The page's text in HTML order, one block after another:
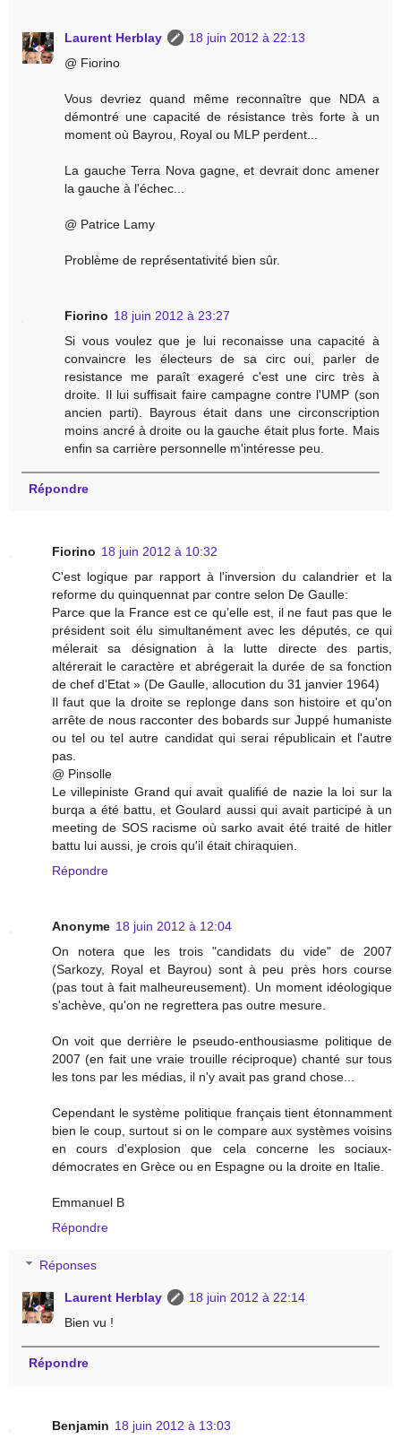
Laurent Herblay
18 juin 2012 à 22:13
@ Fiorino
Vous devriez quand même reconnaître que NDA a
démontré une capacité de résistance très forte à un
moment où Bayrou, Royal ou MLP perdent...
La gauche Terra Nova gagne, et devrait donc amener
la gauche à l'échec...
@ Patrice Lamy
Problème de représentativité bien sûr.
Fiorino 18 juin 2012 à 23:27
Si vous voulez que je lui reconaisse una capacité à
convaincre les électeurs de sa circ oui, parler de
resistance me paraît exageré c'est une circ très à
droite. Il lui suffisait faire campagne contre l'UMP (son
ancien parti). Bayrous était dans une circonscription
moins ancré à droite ou la gauche était plus forte. Mais
enfin sa carrière personnelle m'intéresse peu.
Répondre
Fiorino 18 juin 2012 à 10:32
C'est logique par rapport à l'inversion du calandrier et la
reforme du quinquennat par contre selon De Gaulle:
Parce que la France est ce qu’elle est, il ne faut pas que le
président soit élu simultanément avec les députés, ce qui
mélerait sa désignation à la lutte directe des partis,
altérerait le caractère et abrégerait la durée de sa fonction
de chef d’Etat » (De Gaulle, allocution du 31 janvier 1964)
Il faut que la droite se replonge dans son histoire et qu'on
arrête de nous racconter des bobards sur Juppé humaniste
ou tel ou tel autre candidat qui serai républicain et l'autre
pas.
@ Pinsolle
Le villepiniste Grand qui avait qualifié de nazie la loi sur la
burqa a été battu, et Goulard aussi qui avait participé à un
meeting de SOS racisme où sarko avait été traité de hitler
battu lui aussi, je crois qu'il était chiraquien.
Répondre
Anonyme 18 juin 2012 à 12:04
On notera que les trois "candidats du vide" de 2007
(Sarkozy, Royal et Bayrou) sont à peu près hors course
(pas tout à fait malheureusement). Un moment idéologique
s'achève, qu'on ne regrettera pas outre mesure.
On voit que derrière le pseudo-enthousiasme politique de
2007 (en fait une vraie trouille réciproque) chanté sur tous
les tons par les médias, il n'y avait pas grand chose...
Cependant le système politique français tient étonnamment
bien le coup, surtout si on le compare aux systèmes voisins
en cours d'explosion que cela concerne les sociaux-
démocrates en Grèce ou en Espagne ou la droite en Italie.
Emmanuel B
Répondre
Réponses
Laurent Herblay
18 juin 2012 à 22:14
Bien vu !
Répondre
Benjamin 18 juin 2012 à 13:03